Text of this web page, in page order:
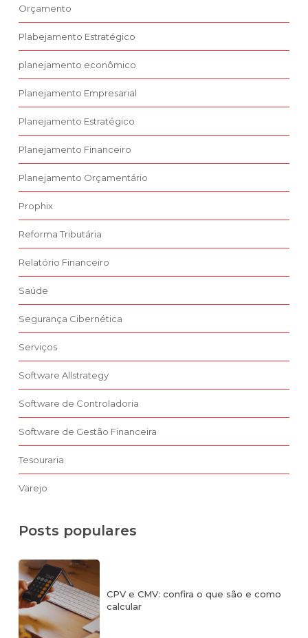
Orçamento
Plabejamento Estratégico
planejamento econômico
Planejamento Empresarial
Planejamento Estratégico
Planejamento Financeiro
Planejamento Orçamentário
Prophix
Reforma Tributária
Relatório Financeiro
Saúde
Segurança Cibernética
Serviços
Software Allstrategy
Software de Controladoria
Software de Gestão Financeira
Tesouraria
Varejo
Posts populares
CPV e CMV: confira o que são e como
calcular